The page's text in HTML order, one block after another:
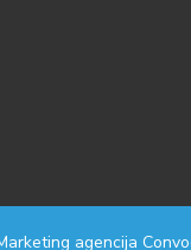
agencija